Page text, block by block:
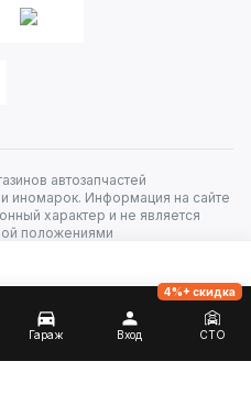
автозапчастей
иномарок. Информация на сайте
характер и не является
положениями
Гараж Вход СТО
4%+ скидка